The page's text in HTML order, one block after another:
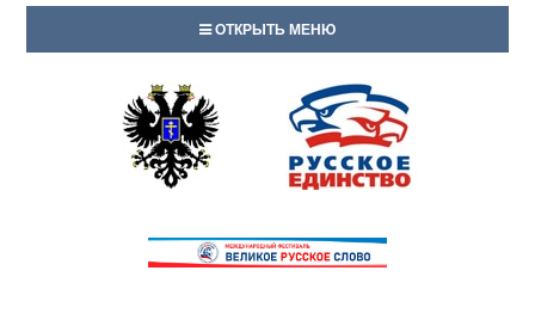
ОТКРЫТЬ МЕНЮ